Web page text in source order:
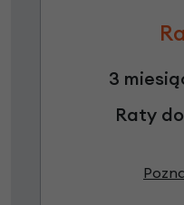
3
Raty